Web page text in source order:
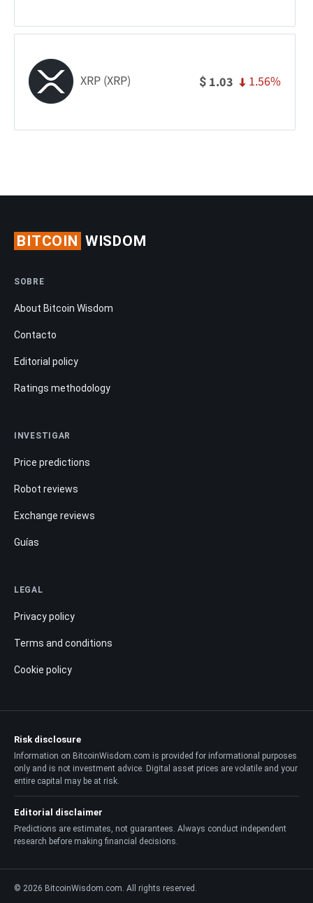
XRP (XRP) $ 1.03 1.56%
BITCOIN WISDOM
SOBRE
About Bitcoin Wisdom
Contacto
Editorial policy
Ratings methodology
INVESTIGAR
Price predictions
Robot reviews
Exchange reviews
Guías
LEGAL
Privacy policy
Terms and conditions
Cookie policy
Risk disclosure
Information on BitcoinWisdom.com is provided for informational purposes
only and is not investment advice. Digital asset prices are volatile and your
entire capital may be at risk.
Editorial disclaimer
Predictions are estimates, not guarantees. Always conduct independent
research before making financial decisions.
© 2026 BitcoinWisdom.com. All rights reserved.